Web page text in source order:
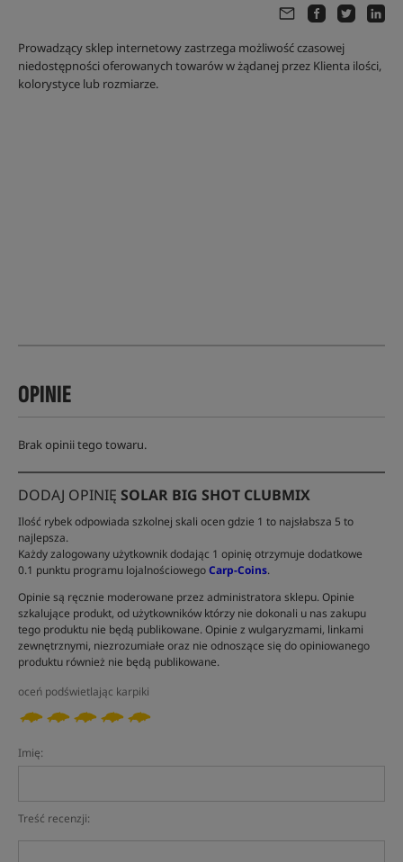
Prowadzący sklep internetowy zastrzega możliwość czasowej
niedostępności oferowanych towarów w żądanej przez Klienta ilości,
kolorystyce lub rozmiarze.
OPINIE
Brak opinii tego towaru.
DODAJ OPINIĘ SOLAR BIG SHOT CLUBMIX
Ilość rybek odpowiada szkolnej skali ocen gdzie 1 to najsłabsza 5 to
najlepsza.
Każdy zalogowany użytkownik dodając 1 opinię otrzymuje dodatkowe
0.1 punktu programu lojalnościowegoCarp-Coins.
Opinie są ręcznie moderowane przez administratora sklepu. Opinie
szkalujące produkt, od użytkowników którzy nie dokonali u nas zakupu
tego produktu nie będą publikowane. Opinie z wulgaryzmami, linkami
zewnętrznymi, niezrozumiałe oraz nie odnoszące się do opiniowanego
produktu również nie będą publikowane.
oceń podświetlając karpiki
Imię:
Treść recenzji: